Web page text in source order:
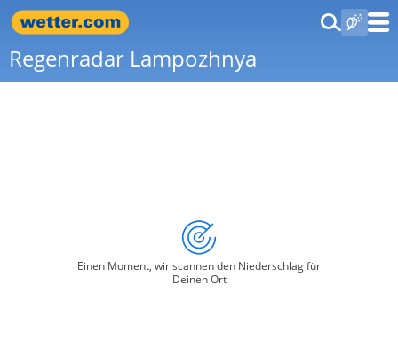
Regenradar Lampozhnya
Einen Moment, wir scannen den Niederschlag für
Deinen Ort